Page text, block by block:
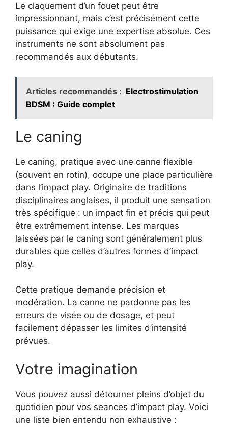
Le claquement d’un fouet peut être
impressionnant, mais c’est précisément cette
puissance qui exige une expertise absolue. Ces
instruments ne sont absolument pas
recommandés aux débutants.
Articles recommandés : Electrostimulation
BDSM : Guide complet
Le caning
Le caning, pratique avec une canne flexible
(souvent en rotin), occupe une place particulière
dans l’impact play. Originaire de traditions
disciplinaires anglaises, il produit une sensation
très spécifique : un impact fin et précis qui peut
être extrêmement intense. Les marques
laissées par le caning sont généralement plus
durables que celles d’autres formes d’impact
play.
Cette pratique demande précision et
modération. La canne ne pardonne pas les
erreurs de visée ou de dosage, et peut
facilement dépasser les limites d’intensité
prévues.
Votre imagination
Vous pouvez aussi détourner pleins d’objet du
quotidien pour vos seances d’impact play. Voici
une liste bien entendu non exhaustive :